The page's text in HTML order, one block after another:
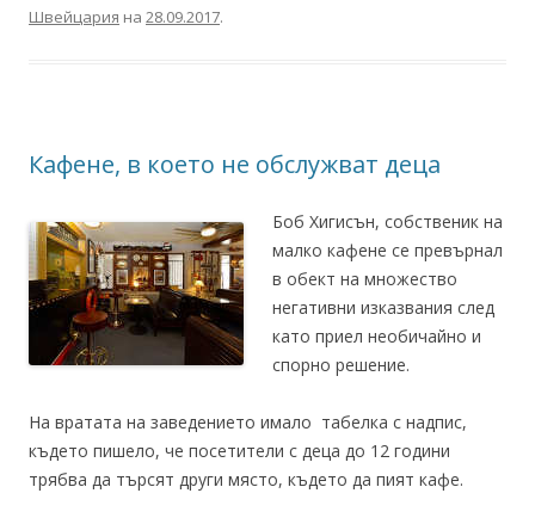
Швейцария на 28.09.2017.
Кафене, в което не обслужват деца
Боб Хигисън, собственик на
малко кафене се превърнал
в обект на множество
негативни изказвания след
като приел необичайно и
спорно решение.
На вратата на заведението имало табелка с надпис,
където пишело, че посетители с деца до 12 години
трябва да търсят други място, където да пият кафе.